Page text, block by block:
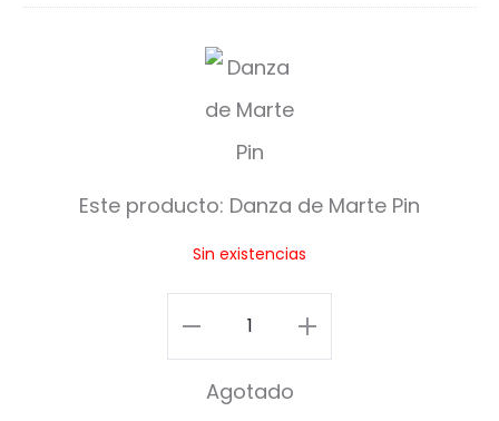
D
a
n
d
M
a
Este producto: Danza de Marte Pin
Sin existencias
Danza
de
Marte
Agotado